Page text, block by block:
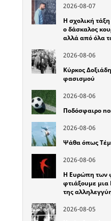
2026-08-07
Η σχολική
ο δάσκαλος
αλλά από όλα
2026-08-06
Κύρκος
φασισμού
2026-08-06
Ποδόσφαιρο
2026-08-06
Ψάθα όπως
2026-08-06
Η Ευρώπη των
φτιάξουμε μια
της
2026-08-05